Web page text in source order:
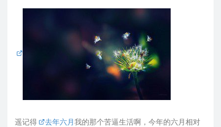
遥记得 去年六月我的那个苦逼生活啊，今年的六月相对